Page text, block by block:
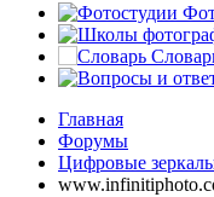
Главная
Форумы
Цифровые